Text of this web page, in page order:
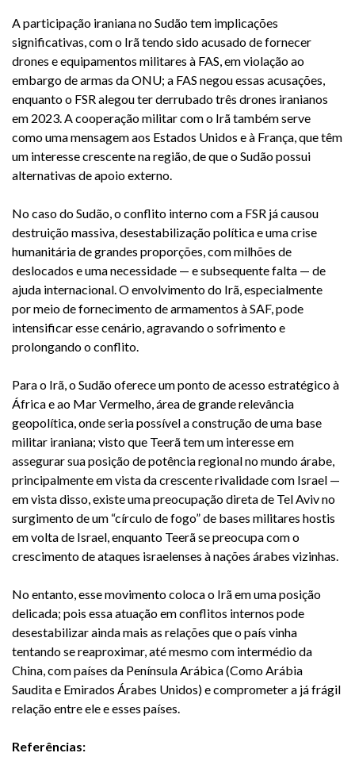
A participação iraniana no Sudão tem implicações
significativas, com o Irã tendo sido acusado de fornecer
drones e equipamentos militares à FAS, em violação ao
embargo de armas da ONU; a FAS negou essas acusações,
enquanto o FSR alegou ter derrubado três drones iranianos
em 2023. A cooperação militar com o Irã também serve
como uma mensagem aos Estados Unidos e à França, que têm
um interesse crescente na região, de que o Sudão possui
alternativas de apoio externo.
No caso do Sudão, o conflito interno com a FSR já causou
destruição massiva, desestabilização política e uma crise
humanitária de grandes proporções, com milhões de
deslocados e uma necessidade — e subsequente falta — de
ajuda internacional. O envolvimento do Irã, especialmente
por meio de fornecimento de armamentos à SAF, pode
intensificar esse cenário, agravando o sofrimento e
prolongando o conflito.
Para o Irã, o Sudão oferece um ponto de acesso estratégico à
África e ao Mar Vermelho, área de grande relevância
geopolítica, onde seria possível a construção de uma base
militar iraniana; visto que Teerã tem um interesse em
assegurar sua posição de potência regional no mundo árabe,
principalmente em vista da crescente rivalidade com Israel —
em vista disso, existe uma preocupação direta de Tel Aviv no
surgimento de um “círculo de fogo” de bases militares hostis
em volta de Israel, enquanto Teerã se preocupa com o
crescimento de ataques israelenses à nações árabes vizinhas.
No entanto, esse movimento coloca o Irã em uma posição
delicada; pois essa atuação em conflitos internos pode
desestabilizar ainda mais as relações que o país vinha
tentando se reaproximar, até mesmo com intermédio da
China, com países da Península Arábica (Como Arábia
Saudita e Emirados Árabes Unidos) e comprometer a já frágil
relação entre ele e esses países.
Referências: